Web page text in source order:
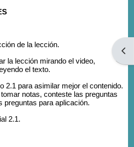
de la lección.
la lección mirando el video,
el texto.
2.1 para asimilar mejor el contenido.
notas, conteste las preguntas
preguntas para aplicación.
2.1.